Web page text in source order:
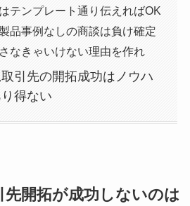
テンプレート通り伝えればOK
品事例なしの商談は負け確定
なきゃいけない理由を作れ
引先の開拓成功はノウハ
得ない
先開拓が成功しないのは